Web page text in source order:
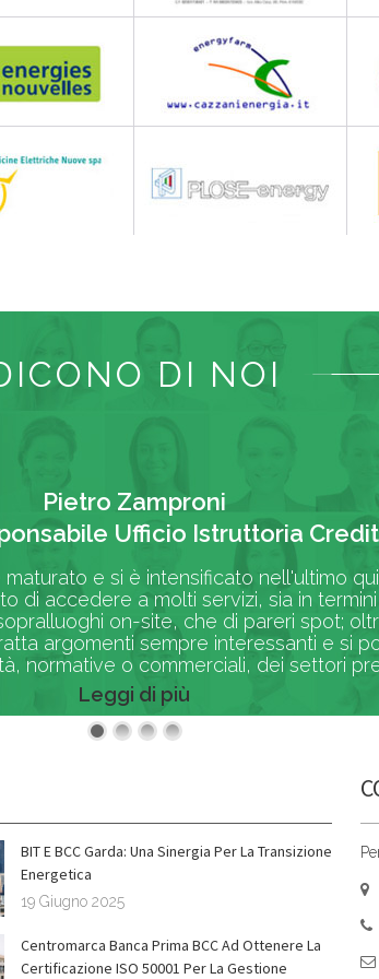
DI NOI
e si è intensificato nell'ultimo
di accedere a molti servizi, sia in
on-site, che di pareri spot;
argomenti sempre interessanti e si
normative o commerciali, dei settori
Pietro Zamproni
Ufficio Istruttoria
Leggi di più
BIT E BCC Garda: Una Sinergia Per La Transizione
Energetica
19 Giugno 2025
Centromarca Banca Prima BCC Ad Ottenere La
Certificazione ISO 50001 Per La Gestione